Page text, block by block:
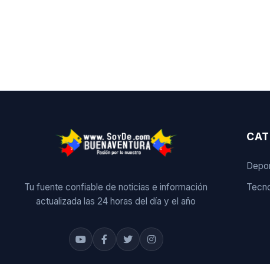
Tu fuente confiable de noticias e información
actualizada las 24 horas del día y el año